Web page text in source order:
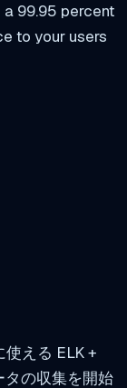
99.95 percent
to your users
える ELK +
の収集を開始